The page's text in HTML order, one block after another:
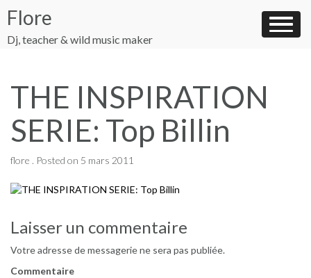
content
Flore
Dj, teacher & wild music maker
THE INSPIRATION
SERIE: Top Billin
flore . Posted on 5 mars 2011
de
l’article
Laisser un commentaire
Votre adresse de messagerie ne sera pas publiée.
Commentaire